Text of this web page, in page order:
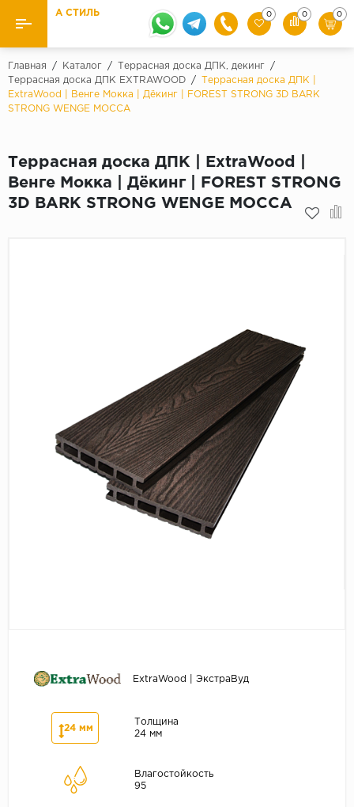
Назад
Ламинат
Назад
Бренды
Quick Step
Палитра
Серый
Бежевый
Дуб светлый
Коричневый
Страна
Ковролин и ковровая плитка
Плитка ПВХ
А СТИЛЬ 0 0 0
Главная / Каталог / Террасная доска ДПК, декинг
/
Террасная доска ДПК EXTRAWOOD
/
Террасная доска ДПК |
ExtraWood | Венге Мокка | Дёкинг | FOREST STRONG 3D BARK
STRONG WENGE MOCCA
Террасная доска ДПК | ExtraWood |
Венге Мокка | Дёкинг | FOREST STRONG
3D BARK STRONG WENGE MOCCA
ExtraWood | ЭкстраВуд
24 мм
Толщина
24 мм
Влагостойкость
95